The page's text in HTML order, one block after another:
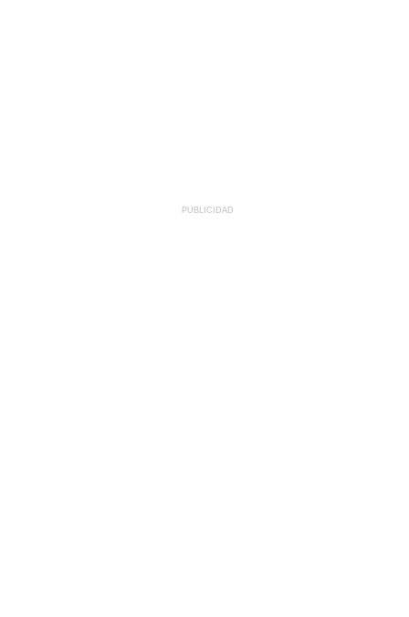
PUBLICIDAD